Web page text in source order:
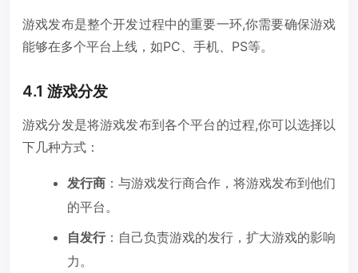
游戏发布是整个开发过程中的重要一环,你需要确保游戏
能够在多个平台上线，如PC、手机、PS等。
4.1 游戏分发
游戏分发是将游戏发布到各个平台的过程,你可以选择以
下几种方式：
发行商 ：与游戏发行商合作，将游戏发布到他们
的平台。
自发行：自己负责游戏的发行，扩大游戏的影响
力。